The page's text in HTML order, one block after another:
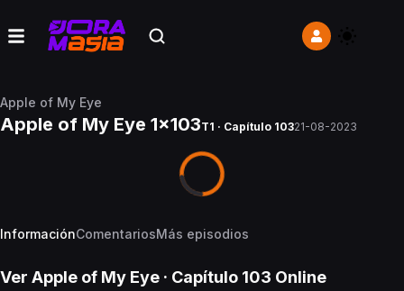
Apple of My Eye
Apple of My Eye 1x103T1 · Capítulo 10321-08-2023
InformaciónComentariosMás episodios
Ver Apple of My Eye · Capítulo 103 Online